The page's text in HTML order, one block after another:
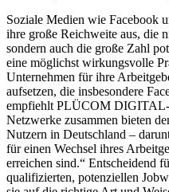
Soziale Medien wie Facebook
ihre große Reichweite aus, die
sondern auch die große Zahl
eine möglichst wirkungsvolle
Unternehmen für ihre
aufsetzen, die insbesondere
empfiehlt PLÜCOM DIGITAL-
Netzwerke zusammen bieten
Nutzern in Deutschland –
für einen Wechsel ihres
erreichen sind.“ Entscheidend
qualifizierten, potenziellen